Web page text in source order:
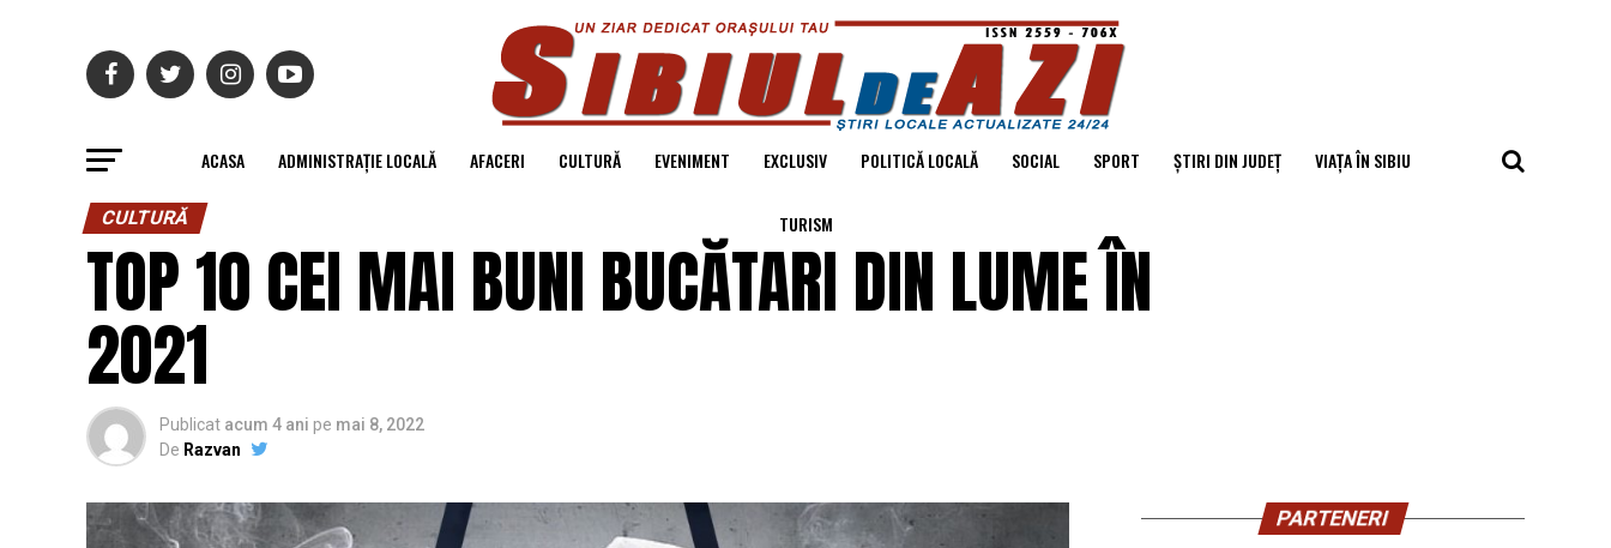
ACASA ADMINISTRAȚIE LOCALĂ AFACERI CULTURĂ EVENIMENT EXCLUSIV POLITICĂ LOCALĂ SOCIAL SPORT ȘTIRI DIN JUDEȚ VIAȚA ÎN SIBIU
TURISM
CULTURĂ
TOP 10 CEI MAI BUNI BUCĂTARI DIN LUME ÎN
2021
Publicat acum 4 ani pe mai 8, 2022
De Razvan
PARTENERI